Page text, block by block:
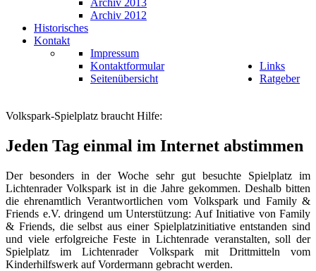
Archiv 2013
Archiv 2012
Historisches
Kontakt
Impressum
Kontaktformular
Seitenübersicht
Links
Ratgeber
Volkspark-Spielplatz braucht Hilfe:
Jeden Tag einmal im Internet abstimmen
Der besonders in der Woche sehr gut besuchte Spielplatz im
Lichtenrader Volkspark ist in die Jahre gekommen. Deshalb bitten
die ehrenamtlich Verantwortlichen vom Volkspark und Family &
Friends e.V. dringend um Unterstützung: Auf Initiative von Family
& Friends, die selbst aus einer Spielplatzinitiative entstanden sind
und viele erfolgreiche Feste in Lichtenrade veranstalten, soll der
Spielplatz im Lichtenrader Volkspark mit Drittmitteln vom
Kinderhilfswerk auf Vordermann gebracht werden.